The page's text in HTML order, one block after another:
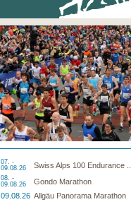
07. -
09.08.26
Swiss Alps 100 Endurance ...
08. -
09.08.26
Gondo Marathon
09.08.26 Allgäu Panorama Marathon